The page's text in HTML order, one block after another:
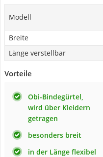
Modell
Breite
Länge verstellbar
Vorteile
Obi-Bindegürtel,
wird über Kleidern
getragen
besonders breit
in der Länge flexibel